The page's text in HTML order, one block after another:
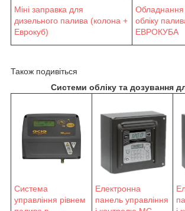
Міні заправка для
дизельного палива (колона +
Еврокуб)
обліку
ЕВРОКУБА
Також подивіться
Системи обліку та дозування
Система
управління рівнем
Електронна
панель управління